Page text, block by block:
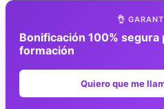
👌
Bonificación 100% segura
formación
Quiero que me